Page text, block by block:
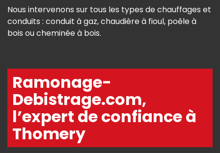
Nous intervenons sur tous les types de chauffages et
conduits : conduit à gaz, chaudière à fioul, poêle à
bois ou cheminée à bois.
Ramonage-
Debistrage.com,
l’expert de confiance à
Thomery